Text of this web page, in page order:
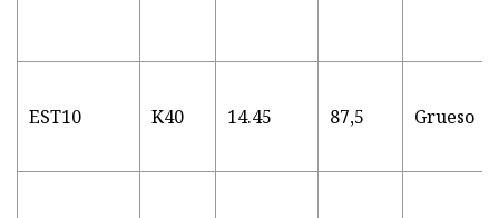
EST10 K40 14.45 87,5 Grueso